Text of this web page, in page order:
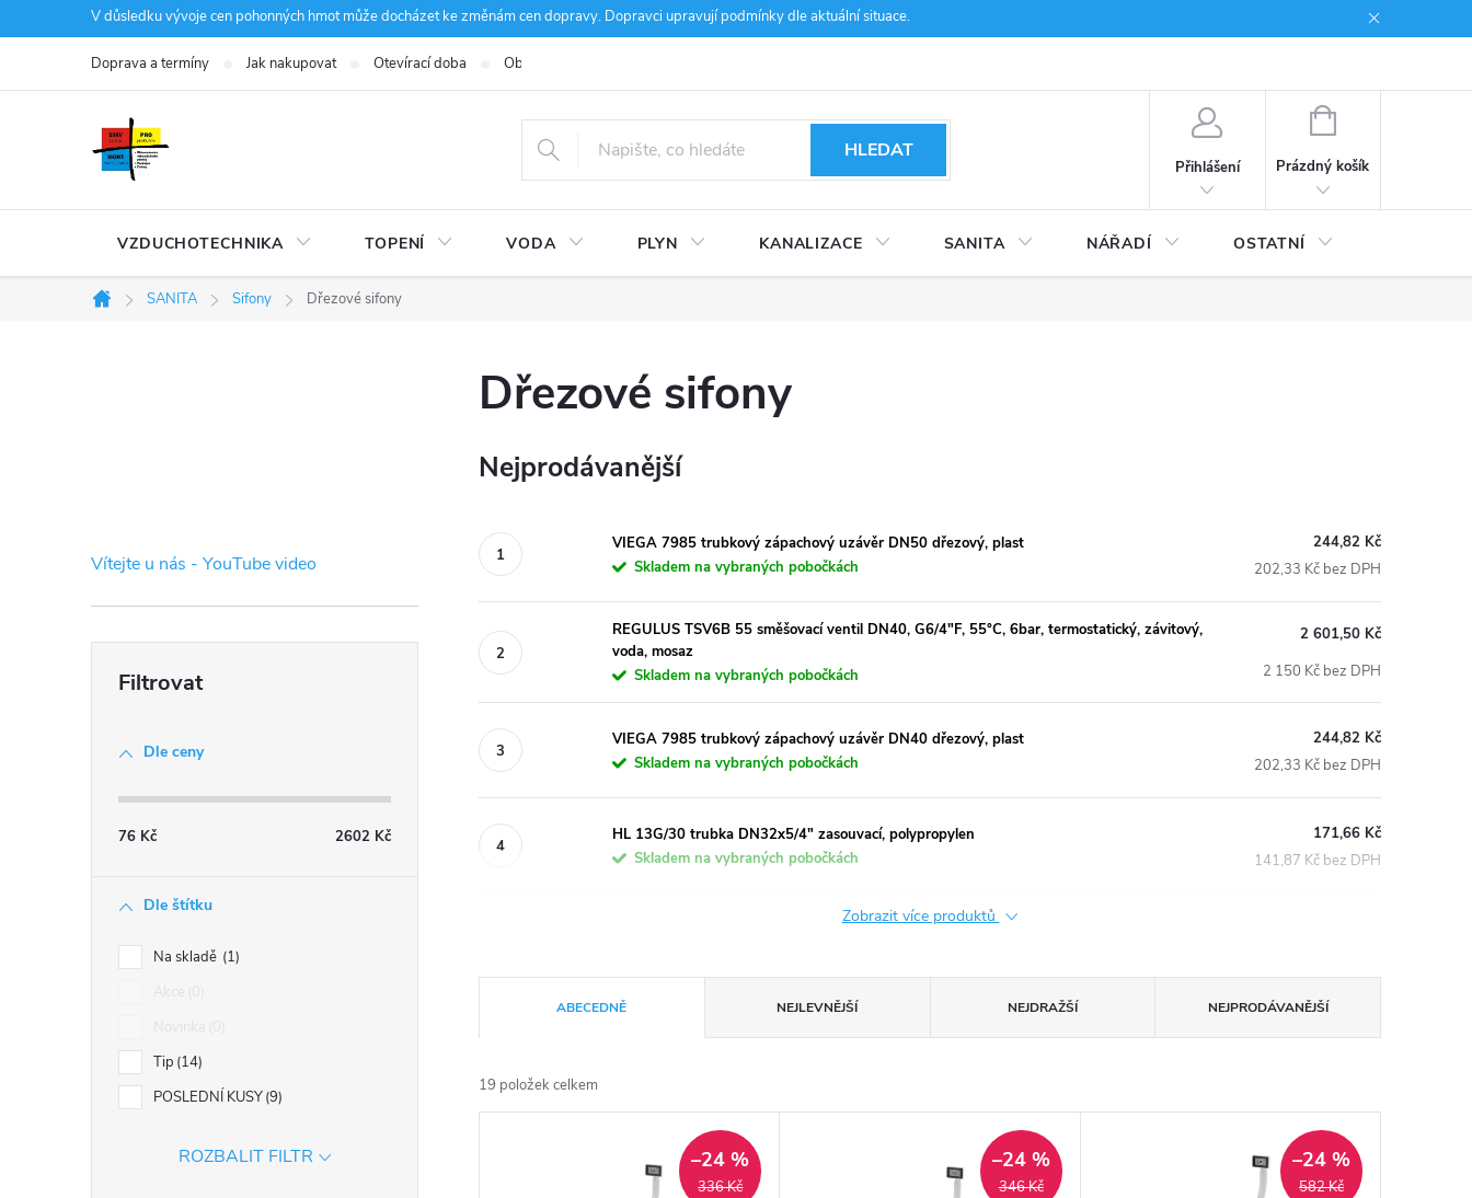
na
V důsledku vývoje cen pohonných hmot může docházet ke změnám cen dopravy. Dopravci upravují podmínky dle aktuální situace.
Doprava a termíny Jak nakupovat Otevírací doba Obchodní podmínky
HLEDAT
Přihlášení
NÁKUPNÍ
Prázdný košík
VZDUCHOTECHNIKA TOPENÍ VODA PLYN KANALIZACE SANITA NÁŘADÍ OSTATNÍ
Domů
SANITA Sifony Dřezové sifony
t
r
Vítejte u nás - YouTube video
Dle ceny
76 Kč 2602 Kč
Dle štítku
Na skladě 1
Tip 14
POSLEDNÍ KUSY 9
ROZBALIT FILTR
Dřezové sifony
Nejprodávanější
VIEGA 7985 trubkový zápachový uzávěr DN50 dřezový, plast
Skladem na vybraných pobočkách
244,82 Kč
202,33 Kč bez DPH
REGULUS TSV6B 55 směšovací ventil DN40, G6/4"F, 55°C, 6bar, termostatický, závitový,
voda, mosaz
Skladem na vybraných pobočkách
2 601,50 Kč
2 150 Kč bez DPH
VIEGA 7985 trubkový zápachový uzávěr DN40 dřezový, plast
Skladem na vybraných pobočkách
244,82 Kč
202,33 Kč bez DPH
HL 13G/30 trubka DN32x5/4" zasouvací, polypropylen
Skladem na vybraných pobočkách
171,66 Kč
141,87 Kč bez DPH
Zobrazit více produktů
a
z
ABECEDNĚ NEJLEVNĚJŠÍ NEJDRAŽŠÍ NEJPRODÁVANĚJŠÍ
19 položek celkem
336 Kč
–24 %
346 Kč
–24 %
582 Kč
–24 %